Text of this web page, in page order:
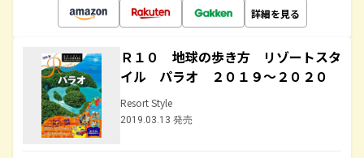
詳細を見る
Ｒ１０ 地球の歩き方 リゾートスタ
イル パラオ ２０１９～２０２０
Resort Style
2019.03.13 発売